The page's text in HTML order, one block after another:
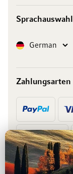
Sprachauswahl
SpracheGerman
Zahlungsarten